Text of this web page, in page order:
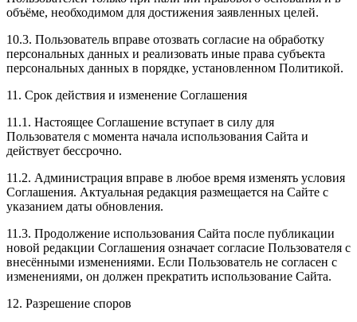
объёме, необходимом для достижения заявленных целей.
10.3. Пользователь вправе отозвать согласие на обработку
персональных данных и реализовать иные права субъекта
персональных данных в порядке, установленном Политикой.
11. Срок действия и изменение Соглашения
11.1. Настоящее Соглашение вступает в силу для
Пользователя с момента начала использования Сайта и
действует бессрочно.
11.2. Администрация вправе в любое время изменять условия
Соглашения. Актуальная редакция размещается на Сайте с
указанием даты обновления.
11.3. Продолжение использования Сайта после публикации
новой редакции Соглашения означает согласие Пользователя с
внесёнными изменениями. Если Пользователь не согласен с
изменениями, он должен прекратить использование Сайта.
12. Разрешение споров